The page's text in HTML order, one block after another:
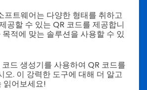
프트웨어는 다양한 형태를 취하고
공할 수 있는 QR 코드를 제공합니
적에 맞는 솔루션을 사용할 수 있
드 생성기를 사용하여 QR 코드를
오. 이 강력한 도구에 대해 더 알고
읽어보세요!